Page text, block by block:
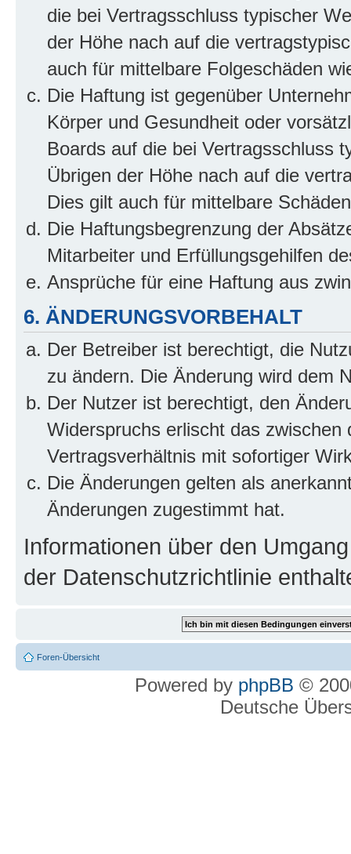
die bei Vertragsschluss typischer
der Höhe nach auf die
auch für mittelbare Folgeschäden
Die Haftung ist gegenüber
Körper und Gesundheit oder
Boards auf die bei Vertragsschluss
Übrigen der Höhe nach auf die
Dies gilt auch für mittelbare
Die Haftungsbegrenzung der
Mitarbeiter und Erfüllungsgehilfen
Ansprüche für eine Haftung aus
6. ÄNDERUNGSVORBEHALT
Der Betreiber ist berechtigt, die
zu ändern. Die Änderung wird dem
Der Nutzer ist berechtigt, den
Widerspruchs erlischt das
Vertragsverhältnis mit sofortiger
Die Änderungen gelten als
Änderungen zugestimmt hat.
Informationen über den
der Datenschutzrichtlinie
Foren-Übersicht
Powered by phpBB ©
Deutsche